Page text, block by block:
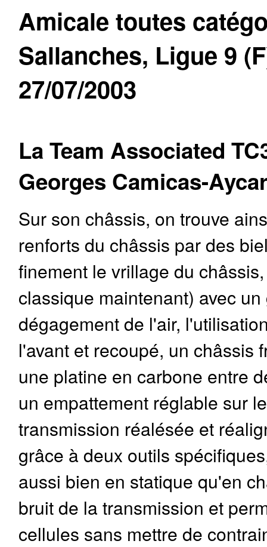
Amicale toutes
Sallanches, Ligue 9
27/07/2003
La Team Associated
Georges Camicas-
Sur son châssis, on trouve
renforts du châssis par des
finement le vrillage du
classique maintenant) avec
dégagement de l'air,
l'avant et recoupé, un châssis
une platine en carbone entre
un empattement réglable sur
transmission réalésée et
grâce à deux outils
aussi bien en statique qu'en
bruit de la transmission et
cellules sans mettre de